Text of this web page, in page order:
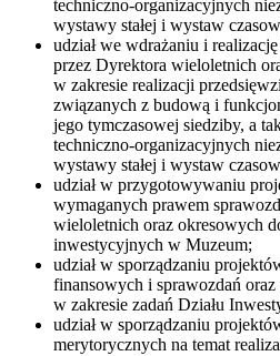
techniczno-organizacyjnych
wystawy stałej i wystaw
udział we wdrażaniu i
przez Dyrektora wieloletnich
w zakresie realizacji
związanych z budową i
jego tymczasowej siedziby, a
techniczno-organizacyjnych
wystawy stałej i wystaw
udział w przygotowywaniu
wymaganych prawem
wieloletnich oraz okresowych
inwestycyjnych w Muzeum;
udział w sporządzaniu
finansowych i sprawozdań
w zakresie zadań Działu
udział w sporządzaniu
merytorycznych na temat